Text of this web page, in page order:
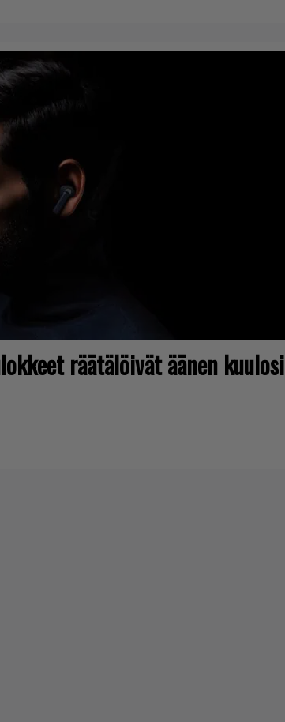
räätälöivät äänen kuulosi